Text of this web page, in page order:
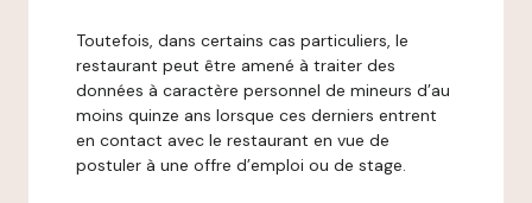
Toutefois, dans certains cas particuliers, le
restaurant peut être amené à traiter des
données à caractère personnel de mineurs d’au
moins quinze ans lorsque ces derniers entrent
en contact avec le restaurant en vue de
postuler à une offre d’emploi ou de stage.